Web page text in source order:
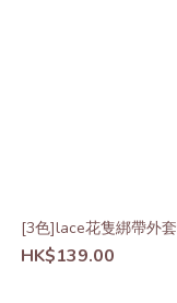
[3色]lace花隻綁帶外套
HK$139.00